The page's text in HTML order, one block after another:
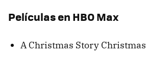
Películas en HBO Max
A Christmas Story Christmas